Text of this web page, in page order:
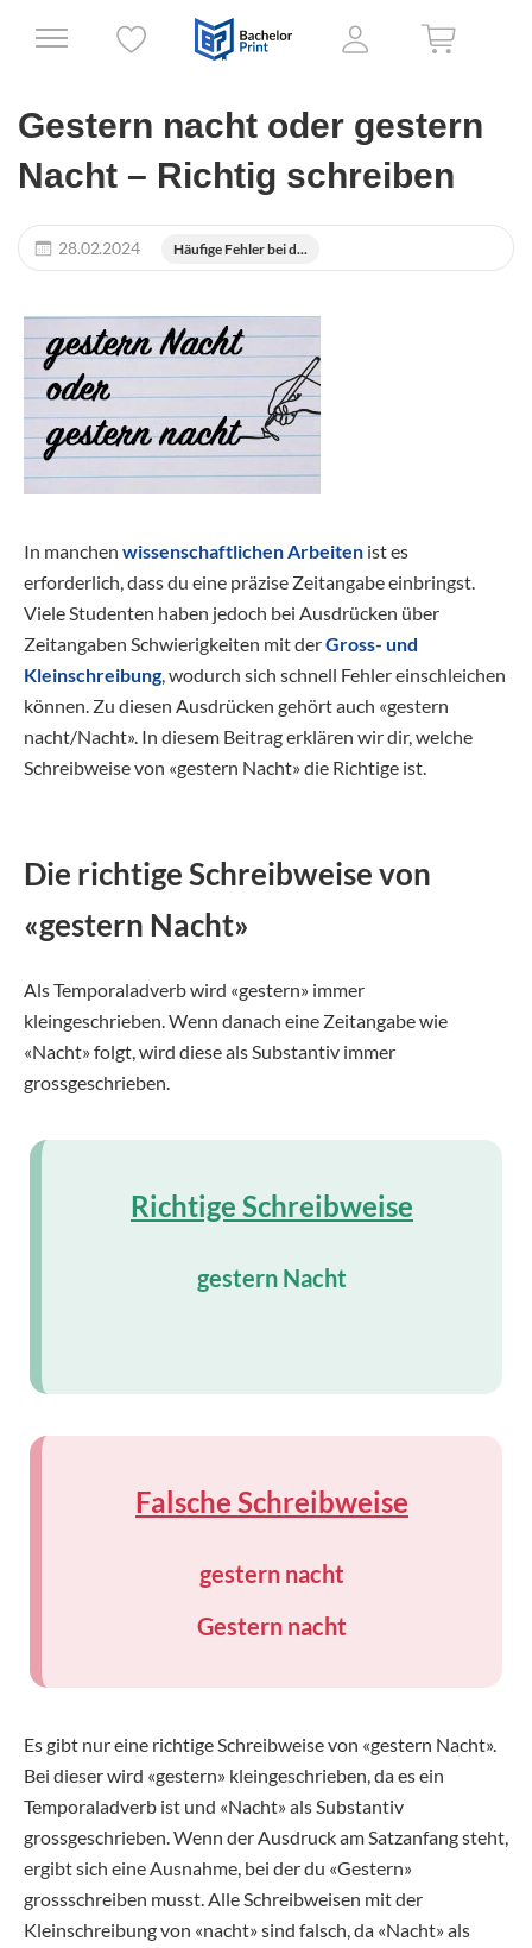
Gestern nacht oder gestern
Nacht – Richtig schreiben
28.02.2024 Häufige Fehler bei d...
In manchen wissenschaftlichen Arbeiten ist es
erforderlich, dass du eine präzise Zeitangabe einbringst.
Viele Studenten haben jedoch bei Ausdrücken über
Zeitangaben Schwierigkeiten mit derGross- und
Kleinschreibung, wodurch sich schnell Fehler einschleichen
können. Zu diesen Ausdrücken gehört auch «gestern
nacht/Nacht». In diesem Beitrag erklären wir dir, welche
Schreibweise von «gestern Nacht» die Richtige ist.
Die richtige Schreibweise von
«gestern Nacht»
Als Temporaladverb wird «gestern» immer
kleingeschrieben. Wenn danach eine Zeitangabe wie
«Nacht» folgt, wird diese als Substantiv immer
grossgeschrieben.
Richtige Schreibweise
gestern Nacht
Falsche Schreibweise
gestern nacht
Gestern nacht
Es gibt nur eine richtige Schreibweise von «gestern Nacht».
Bei dieser wird «gestern» kleingeschrieben, da es ein
Temporaladverb ist und «Nacht» als Substantiv
grossgeschrieben. Wenn der Ausdruck am Satzanfang steht,
ergibt sich eine Ausnahme, bei der du «Gestern»
grossschreiben musst. Alle Schreibweisen mit der
Kleinschreibung von «nacht» sind falsch, da «Nacht» als